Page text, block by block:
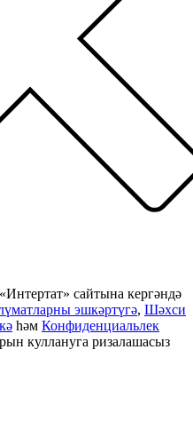
сайтына кергәндә
эшкәртүгә, Шәхси
һәм Конфиденциальлек
куллануга ризалашасыз